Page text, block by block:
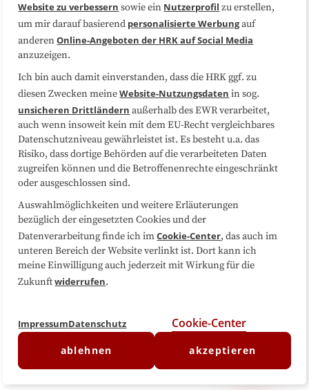
Datenschutzerklärung Impressum
Sitemap
Folgen Sie uns
Website zu verbessern sowie ein Nutzerprofil zu erstellen,
um mir darauf basierend personalisierte Werbungauf
anderenOnline-Angeboten der HRK auf Social Media
anzuzeigen.
Ich bin auch damit einverstanden, dass die HRK ggf. zu
diesen Zwecken meineWebsite-Nutzungsdaten in sog.
unsicheren Drittländern außerhalb des EWR verarbeitet,
auch wenn insoweit kein mit dem EU-Recht vergleichbares
Datenschutzniveau gewährleistet ist. Es besteht u.a. das
Risiko, dass dortige Behörden auf die verarbeiteten Daten
zugreifen können und die Betroffenenrechte eingeschränkt
oder ausgeschlossen sind.
Auswahlmöglichkeiten und weitere Erläuterungen
bezüglich der eingesetzten Cookies und der
Datenverarbeitung finde ich imCookie-Center, das auch im
unteren Bereich der Website verlinkt ist. Dort kann ich
meine Einwilligung auch jederzeit mit Wirkung für die
Zukunftwiderrufen.
ImpressumDatenschutz Cookie-Center
ablehnen akzeptieren